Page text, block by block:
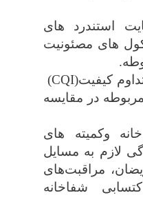
استندرد های
‌های مصئونیت
.
کیفیت(CQI)
در مقایسه
وکمیته‌ های
لازم به مسایل
مراقبت‌های
شفاخانه